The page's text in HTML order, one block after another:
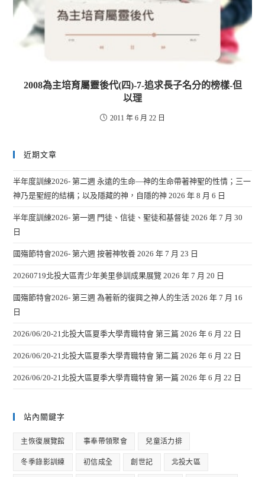
2008為主培育屬靈後代(四)-7-追求長子名分的榜樣-但
以理
2011 年 6 月 22 日
近期文章
半年度訓練2026- 第二週 永遠的生命—神的生命帶著神聖的性情；三一
神乃是聖經的結構；以及隱藏的神，自隱的神 2026 年 8 月 6 日
半年度訓練2026- 第一週 門徒、信徒、聖徒和基督徒 2026 年 7 月 30
日
國殤節特會2026- 第六週 按著神牧養 2026 年 7 月 23 日
20260719北投大區青少年美里參訓成果展覽 2026 年 7 月 20 日
國殤節特會2026- 第三週 為著新的復興之神人的生活 2026 年 7 月 16
日
2026/06/20-21北投大區夏季大學青職特會 第三篇 2026 年 6 月 22 日
2026/06/20-21北投大區夏季大學青職特會 第二篇 2026 年 6 月 22 日
2026/06/20-21北投大區夏季大學青職特會 第一篇 2026 年 6 月 22 日
站內關鍵字
主恢復展覽館 事奉帶領聚會 兒童活力排
冬季錄影訓練 初信成全 創世記 北投大區